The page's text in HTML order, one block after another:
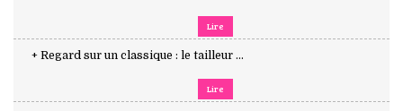
Lire
+ Regard sur un classique : le tailleur ...
Lire